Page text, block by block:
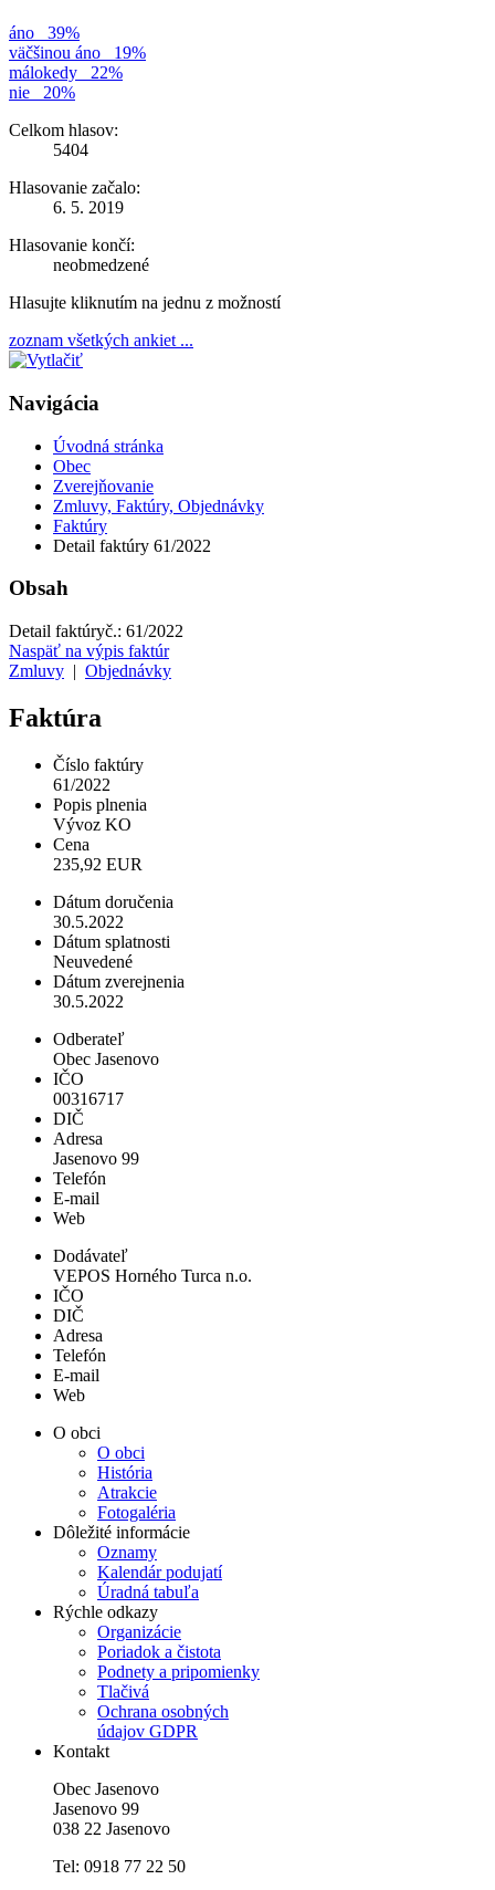
áno
39%
väčšinou áno
19%
málokedy
22%
nie
20%
Celkom hlasov:
5404
Hlasovanie začalo:
6. 5. 2019
Hlasovanie končí:
neobmedzené
Hlasujte kliknutím na jednu z možností
zoznam všetkých ankiet ...
Navigácia
Úvodná stránka
Obec
Zverejňovanie
Zmluvy, Faktúry, Objednávky
Faktúry
Detail faktúry 61/2022
Obsah
Detail faktúryč.: 61/2022
Naspäť na výpis faktúr
Zmluvy | Objednávky
Faktúra
Číslo faktúry
61/2022
Popis plnenia
Vývoz KO
Cena
235,92 EUR
Dátum doručenia
30.5.2022
Dátum splatnosti
Neuvedené
Dátum zverejnenia
30.5.2022
Odberateľ
Obec Jasenovo
IČO
00316717
DIČ
Adresa
Jasenovo 99
Telefón
E-mail
Web
Dodávateľ
VEPOS Horného Turca n.o.
IČO
DIČ
Adresa
Telefón
E-mail
Web
O obci
O obci
História
Atrakcie
Fotogaléria
Dôležité informácie
Oznamy
Kalendár podujatí
Úradná tabuľa
Rýchle odkazy
Organizácie
Poriadok a čistota
Podnety a pripomienky
Tlačivá
Ochrana osobných
údajov GDPR
Kontakt
Obec Jasenovo
Jasenovo 99
038 22 Jasenovo
Tel: 0918 77 22 50